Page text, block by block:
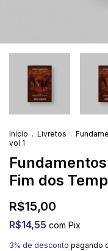
Início . Livretos .
vol 1
Fim dos
R$15,00
R$14,55 com Pix
3% de desconto pagando